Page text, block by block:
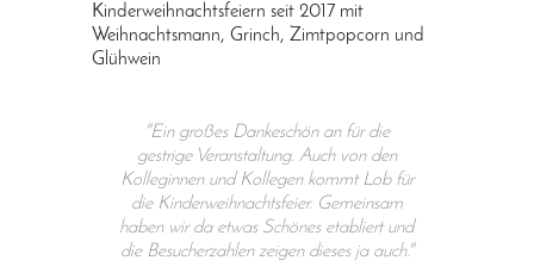
Kinderweihnachtsfeiern seit 2017 mit
Weihnachtsmann, Grinch, Zimtpopcorn und
Glühwein
"Ein großes Dankeschön an für die
gestrige Veranstaltung. Auch von den
Kolleginnen und Kollegen kommt Lob für
die Kinderweihnachtsfeier. Gemeinsam
haben wir da etwas Schönes etabliert und
die Besucherzahlen zeigen dieses ja auch."